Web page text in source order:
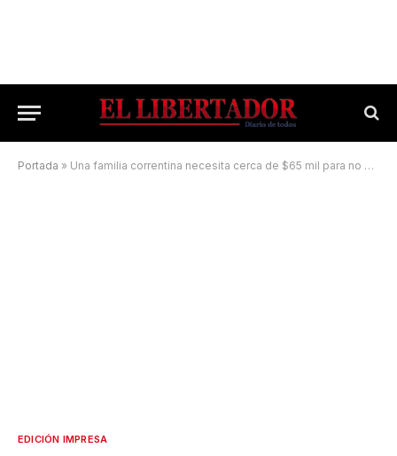
Portada » Una familia correntina necesita cerca de $65 mil para no ser pobre
EDICIÓN IMPRESA